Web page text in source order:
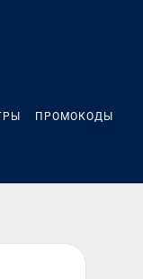
ПРОМОКОДЫ